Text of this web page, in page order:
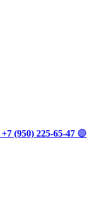
+7 (950) 225-65-47 🟣